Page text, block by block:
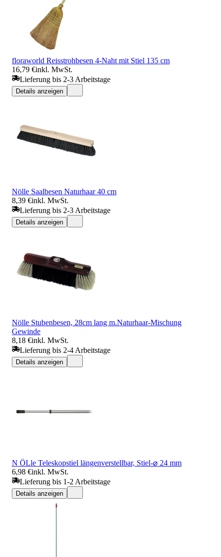
floraworld Reisstrohbesen 4-Naht mit Stiel 135 cm
16,79 €inkl. MwSt.
Lieferung bis 2-3 Arbeitstage
Details anzeigen
Nölle Saalbesen Naturhaar 40 cm
8,39 €inkl. MwSt.
Lieferung bis 2-3 Arbeitstage
Details anzeigen
Nölle Stubenbesen, 28cm lang m.Naturhaar-Mischung
Gewinde
8,18 €inkl. MwSt.
Lieferung bis 2-4 Arbeitstage
Details anzeigen
N ÖLle Teleskopstiel längenverstellbar, Stiel-⌀ 24 mm
6,98 €inkl. MwSt.
Lieferung bis 1-2 Arbeitstage
Details anzeigen